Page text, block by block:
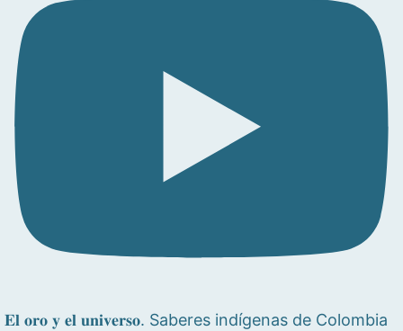
𝐄𝐥 𝐨𝐫𝐨 𝐲 𝐞𝐥 𝐮𝐧𝐢𝐯𝐞𝐫𝐬𝐨. Saberes indígenas de Colombia